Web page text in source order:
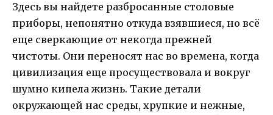
Здесь вы найдете разбросанные столовые
приборы, непонятно откуда взявшиеся, но всё
еще сверкающие от некогда прежней
чистоты. Они переносят нас во времена, когда
цивилизация еще просуществовала и вокруг
шумно кипела жизнь. Такие детали
окружающей нас среды, хрупкие и нежные,